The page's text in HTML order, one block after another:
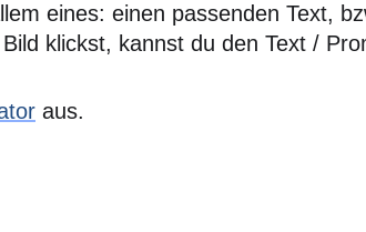
eines: einen passenden Text,
klickst, kannst du den Text /
aus.